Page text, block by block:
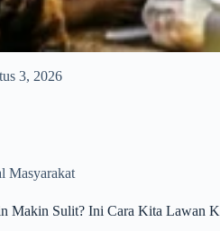
3, 2026
Masyarakat
Makin Sulit? Ini Cara Kita Lawan